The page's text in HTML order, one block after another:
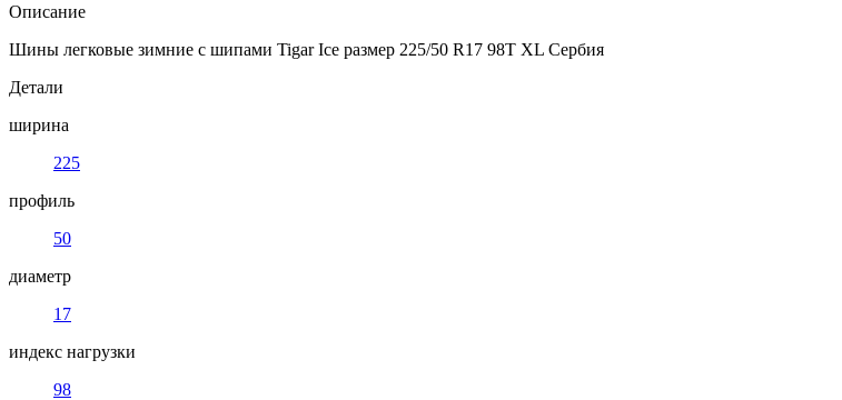
Описание
Шины легковые зимние с шипами Tigar Ice размер 225/50 R17 98T XL Сербия
Детали
ширина
225
профиль
50
диаметр
17
индекс нагрузки
98